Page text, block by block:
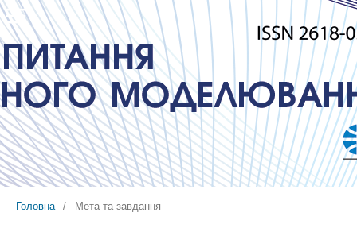
Головна / Мета та завдання